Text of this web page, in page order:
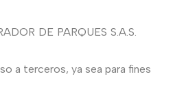
DE PARQUES S.A.S.
a terceros, ya sea para fines